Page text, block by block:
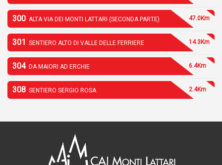
300 ALTA VIA DEI MONTI LATTARI (SECONDA PARTE) 47.0Km
301 SENTIERO ALTO DI VALLE DELLE FERRIERE 14.3Km
304 DA MAIORI AD ERCHIE 6.4Km
308 SENTIERO SERGIO ROSA 2.4Km